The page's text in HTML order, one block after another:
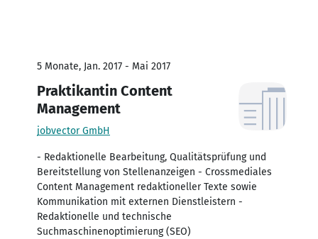
5 Monate, Jan. 2017 - Mai 2017
Praktikantin Content
Management
jobvector GmbH
- Redaktionelle Bearbeitung, Qualitätsprüfung und
Bereitstellung von Stellenanzeigen - Crossmediales
Content Management redaktioneller Texte sowie
Kommunikation mit externen Dienstleistern -
Redaktionelle und technische
Suchmaschinenoptimierung (SEO)